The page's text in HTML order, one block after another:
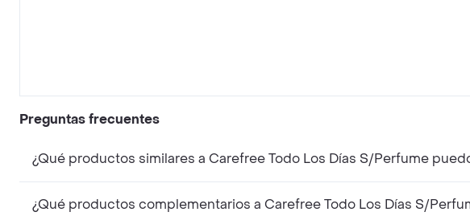
Preguntas frecuentes
¿Qué productos similares a Carefree Todo Los Días S/Perfume
¿Qué productos complementarios a Carefree Todo Los Días S/